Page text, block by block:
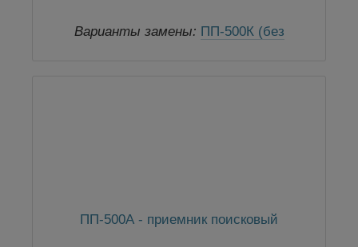
Варианты замены: ПП-500К (без
ПП-500А - приемник поисковый